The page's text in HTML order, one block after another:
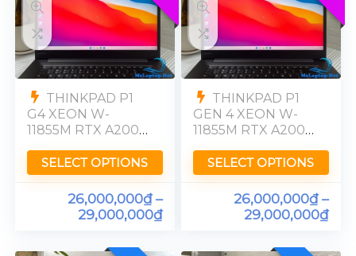
THINKPAD P1
G4 XEON W-
11855M RTX A2000
[4K]SELECT OPTIONS
26,000,000₫–
29,000,000₫
THINKPAD P1
GEN 4 XEON W-
11855M RTX A2000
[4K]SELECT OPTIONS
26,000,000₫–
29,000,000₫